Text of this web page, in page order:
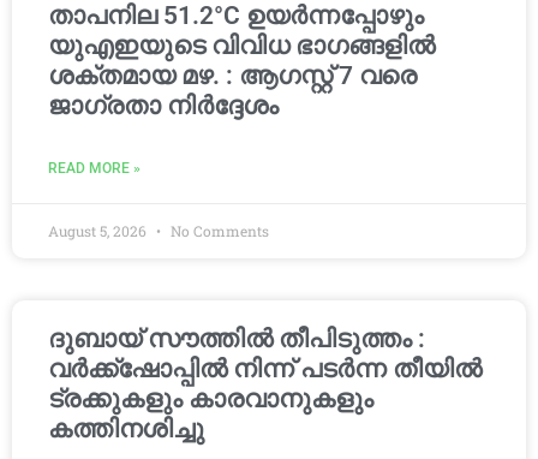
താപനില 51.2°C ഉയർന്നപ്പോഴും
യുഎഇയുടെ വിവിധ ഭാഗങ്ങളിൽ
ശക്തമായ മഴ. : ആഗസ്റ്റ് 7 വരെ
ജാഗ്രതാ നിർദ്ദേശം
READ MORE »
August 5, 2026 No Comments
ദുബായ് സൗത്തിൽ തീപിടുത്തം :
വർക്ക്‌ഷോപ്പിൽ നിന്ന് പടർന്ന തീയിൽ
ട്രക്കുകളും കാരവാനുകളും
കത്തിനശിച്ചു